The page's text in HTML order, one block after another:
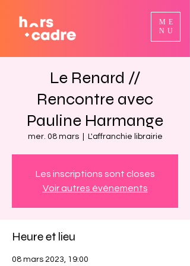
ME
NU
Le Renard //
Rencontre avec
Pauline Harmange
mer. 08 mars
  |
L'affranchie librairie
Les inscriptions sont closes
Voir autres événements
Heure et lieu
08 mars 2023, 19:00